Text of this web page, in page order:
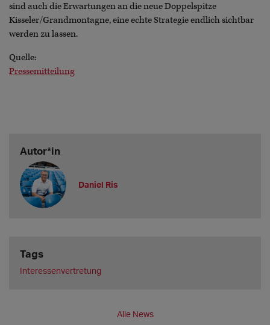
sind auch die Erwartungen an die neue Doppelspitze
Kisseler/Grandmontagne, eine echte Strategie endlich sichtbar
werden zu lassen.
Quelle:
Pressemitteilung
Autor*in
Daniel Ris
Tags
Interessenvertretung
Alle News